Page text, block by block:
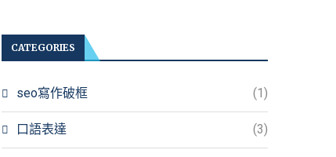
CATEGORIES
seo寫作破框 (1)
口語表達 (3)